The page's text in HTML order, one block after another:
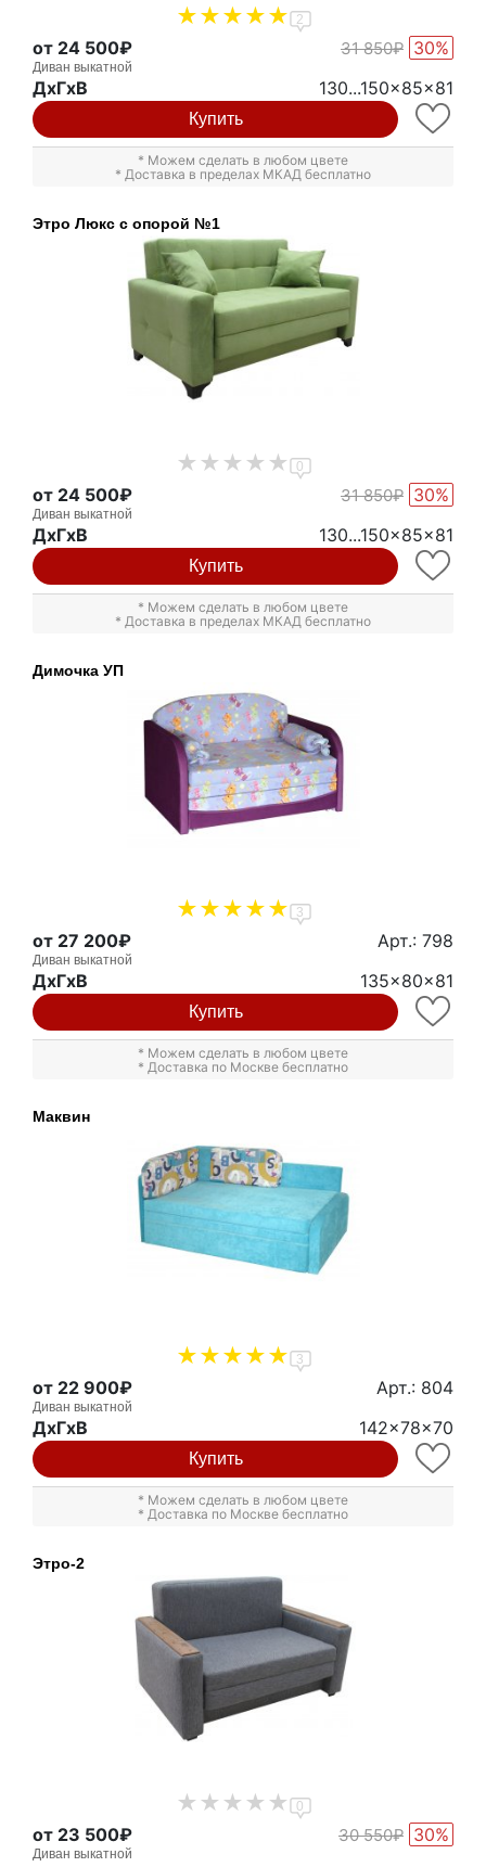
2
от 24 500₽ 31 850₽ 30%
Диван выкатной
ДxГxВ 130...150x85x81
Купить
* Можем сделать в любом цвете
* Доставка в пределах МКАД бесплатно
Этро Люкс с опорой №1
0
от 24 500₽ 31 850₽ 30%
Диван выкатной
ДxГxВ 130...150x85x81
Купить
* Можем сделать в любом цвете
* Доставка в пределах МКАД бесплатно
Димочка УП
3
от 27 200₽ Арт.: 798
Диван выкатной
ДxГxВ 135x80x81
Купить
* Можем сделать в любом цвете
* Доставка по Москве бесплатно
Маквин
3
от 22 900₽ Арт.: 804
Диван выкатной
ДxГxВ 142x78x70
Купить
* Можем сделать в любом цвете
* Доставка по Москве бесплатно
Этро-2
0
от 23 500₽ 30 550₽ 30%
Диван выкатной